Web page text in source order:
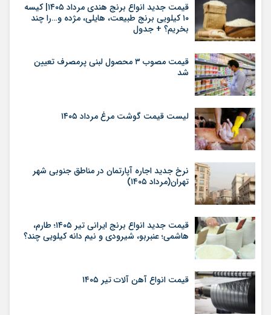
قیمت جدید انواع برنج هندی مرداد ۱۴۰۵| کیسه
۱۰ کیلویی برنج طبیعت، هایلی، مژده و…را چند
بخریم؟ + جدول
قیمت مصوب ۳ محصول لبنی پرمصرف تعیین
شد
لیست قیمت گوشت مرغ مرداد ۱۴۰۵
نرخ جدید اجاره آپارتمان در مناطق جنوبی شهر
تهران(مرداد ۱۴۰۵)
قیمت جدید انواع برنج ایرانی تیر ۱۴۰۵؛ طارم،
هاشمی؛ عنبربو، شیرودی و نیم دانه کیلویی چند؟
قیمت انواع آهن آلات تیر ۱۴۰۵